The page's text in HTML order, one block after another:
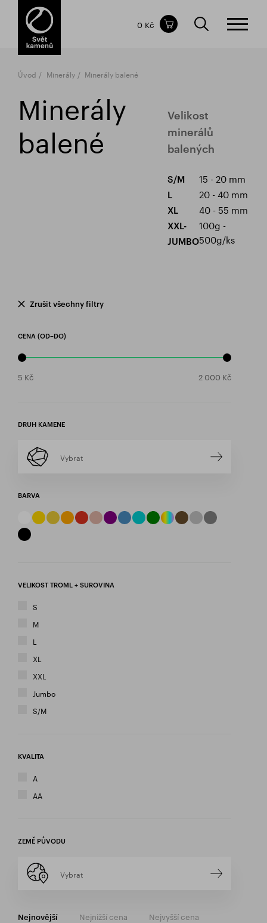
Obsah nákupního košíku
CELKOVÁ CENA
0 Kč
Úvod Minerály Minerály balené
Minerály
balené
Velikost
minerálů
balených
S/M 15 - 20 mm
L 20 - 40 mm
XL 40 - 55 mm
XXL-
JUMBO
100g -
500g/ks
Zrušit všechny filtry
CENA (OD–DO)
DRUH KAMENE
Vybrat
BARVA
VELIKOST TROML + SUROVINA
S
M
L
XL
XXL
Jumbo
S/M
KVALITA
A
AA
ZEMĚ PŮVODU
Vybrat
Nejnovější Nejnižší cena
Nejvyšší cena